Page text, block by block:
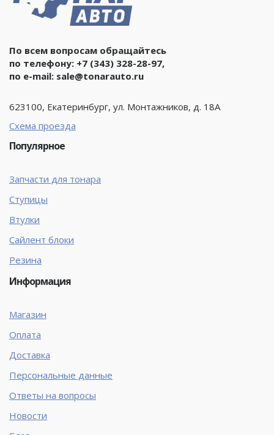
По всем вопросам обращайтесь
по телефону: +7 (343) 328-28-97,
по e-mail: sale@tonarauto.ru
623100, Екатеринбург, ул. Монтажников, д. 18А
Схема проезда
Популярное
Запчасти для тонара
Ступицы
Втулки
Сайлент блоки
Резина
Информация
Магазин
Оплата
Доставка
Персональные данные
Ответы на вопросы
Новости